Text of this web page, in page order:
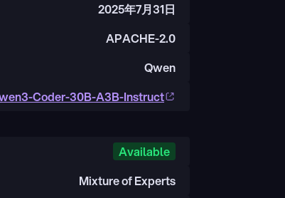
2025年7月31日
APACHE-2.0
Qwen
Coder-30B-A3B-Instruct
Available
Mixture of Experts